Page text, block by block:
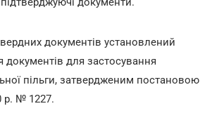
документів установлений
для застосування
пільги, затвердженим постановою
р. № 1227.